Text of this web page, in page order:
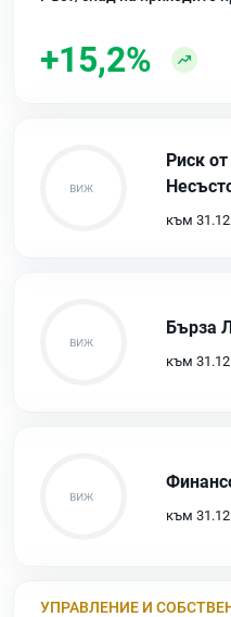
+15,2%
Риск
към
Бърза
към
към
УПРАВЛЕНИЕ И